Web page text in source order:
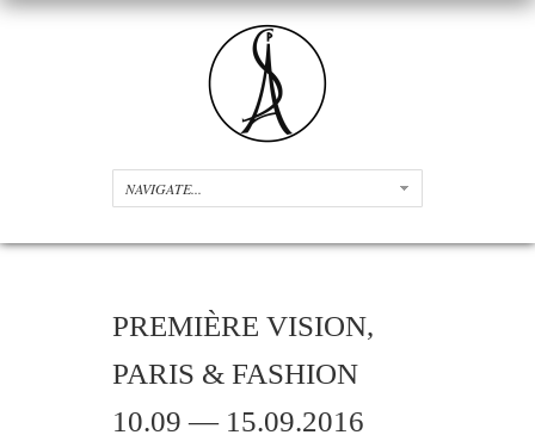
PREMIÈRE VISION,
PARIS & FASHION
10.09 — 15.09.2016